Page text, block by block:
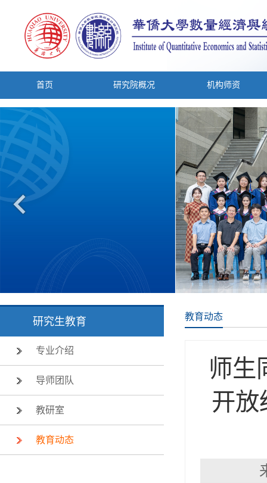
首页 研究院概况 机构师资
研究生教育
专业介绍
导师团队
教研室
教育动态
教育动态
师生
开放